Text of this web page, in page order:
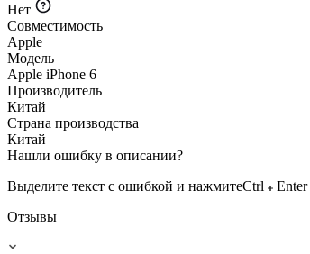
Нет
Совместимость
Apple
Модель
Apple iPhone 6
Производитель
Китай
Страна производства
Китай
Нашли ошибку в описании?
Выделите текст с ошибкой и нажмитеCtrl
Enter
Отзывы